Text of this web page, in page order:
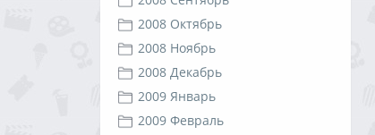
2008 Октябрь
2008 Ноябрь
2008 Декабрь
2009 Январь
2009 Февраль